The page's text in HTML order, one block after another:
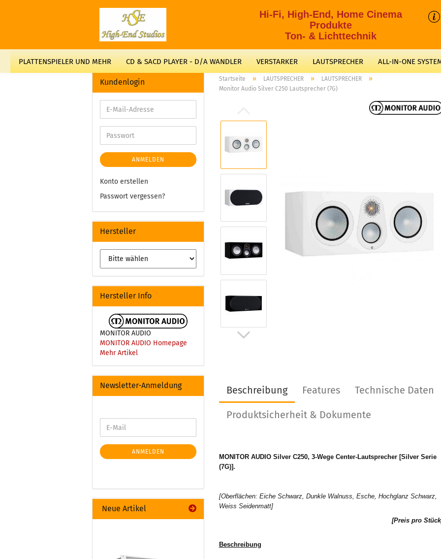
Hi-Fi, High-End, Home Cinema
Produkte
Ton- & Lichttechnik
PLATTENSPIELER UND MEHR CD & SACD PLAYER - D/A WANDLER VERSTARKER LAUTSPRECHER ALL-IN-ONE
Startseite » LAUTSPRECHER » LAUTSPRECHER »
Monitor Audio Silver C250 Lautsprecher (7G)
Beschreibung Features Technische Daten
Produktsicherheit & Dokumente
MONITOR AUDIO Silver C250, 3-Wege Center-Lautsprecher [Silver Serie
(7G)].
[Oberflächen: Eiche Schwarz, Dunkle Walnuss, Esche, Hochglanz Schwarz,
Weiss Seidenmatt]
[Preis pro
Beschreibung
Kundenlogin
ANMELDEN
Konto erstellen
Passwort vergessen?
Hersteller
Hersteller Info
MONITOR AUDIO
MONITOR AUDIO Homepage
Mehr Artikel
Newsletter-Anmeldung
ANMELDEN
Neue Artikel